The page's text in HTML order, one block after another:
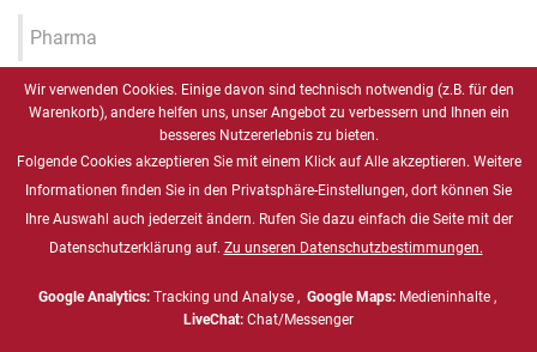
Pharma
Industrie 4.0 / IIOT / Smart
Gesundheitswesen
Marine
Energie & Chemie, ATEX
Wir verwenden Cookies. Einige davon sind technisch notwendig (z.B. für den
Warenkorb), andere helfen uns, unser Angebot zu verbessern und Ihnen ein
besseres Nutzererlebnis zu bieten.
Folgende Cookies akzeptieren Sie mit einem Klick auf Alle akzeptieren. Weitere
Informationen finden Sie in den Privatsphäre-Einstellungen, dort können Sie
Ihre Auswahl auch jederzeit ändern. Rufen Sie dazu einfach die Seite mit der
Datenschutzerklärung auf. Zu unseren Datenschutzbestimmungen.
Google Analytics:Tracking und Analyse , Google Maps:Medieninhalte ,
LiveChat: Chat/Messenger